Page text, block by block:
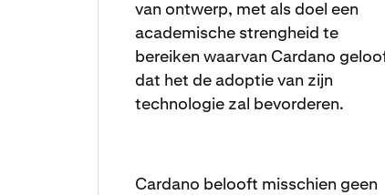
van ontwerp, met als doel een
academische strengheid te
bereiken waarvan Cardano
dat het de adoptie van zijn
technologie zal bevorderen.
Cardano belooft misschien geen